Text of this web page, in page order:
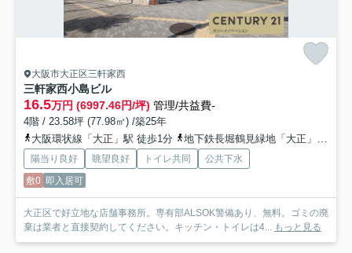
大阪市大正区三軒家西
三軒家西小島ビル
16.5万円 (6997.46円/坪) 管理/共益費-
4階 / 23.58坪 (77.98㎡) /築25年
大阪環状線「大正」駅 徒歩1分
地下鉄長堀鶴見緑地「大正」駅 徒歩1分
陽当り良好 眺望良好 トイレ共同
公共下水
敷0 即入居可
大正区で好立地な店舗事務所。専有部ALSOK警備あり、無料。ゴミの廃
棄は業者と直接契約してください。キッチン・トイレは4... もっと見る